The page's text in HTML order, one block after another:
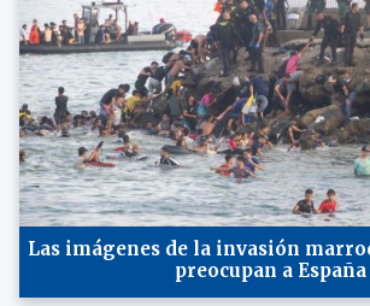
Las imágenes de la invasión
preocupan a España